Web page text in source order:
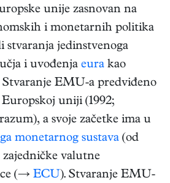
unije zasnovan na
i monetarnih politika
stvaranja jedinstvenoga
i uvođenja eura kao
Stvaranje EMU-a predviđeno
uniji (1992;
a svoje začetke ima u
monetarnog sustava (od
valutne
(→ ECU). Stvaranje EMU-